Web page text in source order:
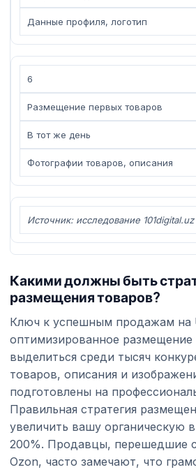
Данные профиля, логотип
6
Размещение первых товаров
В тот же день
Фотографии товаров, описания
Источник: исследование 101digital.uz
Какими должны быть
размещения товаров?
Ключ к успешным продажам на
оптимизированное
выделиться среди тысяч
товаров, описания и
подготовлены на
Правильная стратегия
увеличить вашу органическую
200%. Продавцы, перешедшие
Ozon, часто замечают, что